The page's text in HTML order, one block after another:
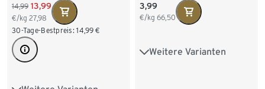
14,99 13,99
€/kg 27,98
30-Tage-Bestpreis: 14,99 €
3,99
€/kg 66,50
Weitere Varianten
8 Kapseln 144 Kapseln